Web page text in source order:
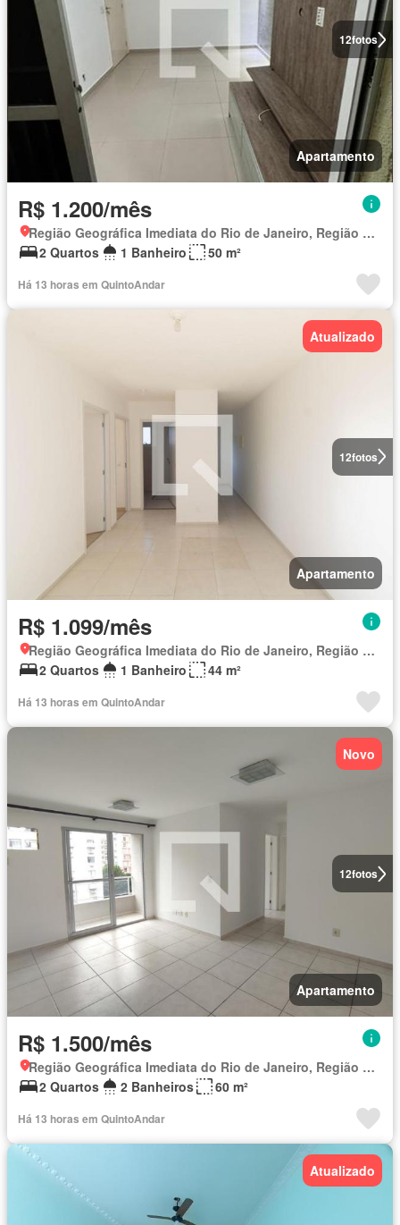
12fotos
Apartamento
R$ 1.200/mês
Região Geográfica Imediata do Rio de Janeiro, Região Metropolitana do Rio de Janeiro
2 Quartos
1 Banheiro 50 m²
Há 13 horas em QuintoAndar
12fotos
Atualizado
Apartamento
R$ 1.099/mês
Região Geográfica Imediata do Rio de Janeiro, Região Metropolitana do Rio de Janeiro
2 Quartos
1 Banheiro 44 m²
Há 13 horas em QuintoAndar
12fotos
Novo
Apartamento
R$ 1.500/mês
Região Geográfica Imediata do Rio de Janeiro, Região Metropolitana do Rio de Janeiro
2 Quartos
2 Banheiros 60 m²
Há 13 horas em QuintoAndar
Atualizado